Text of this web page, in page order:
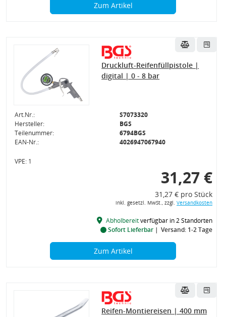
Zum Artikel
Druckluft-Reifenfüllpistole |
digital | 0 - 8 bar
Art.Nr.:
S7073320
Hersteller:
BGS
Teilenummer:
6794BGS
EAN-Nr.:
4026947067940
VPE: 1
31,27 €
31,27 € pro Stück
inkl. gesetzl. MwSt., zzgl. Versandkosten
Abholbereitverfügbar in 2 Standorten
Sofort Lieferbar
Versand: 1-2 Tage
Zum Artikel
Reifen-Montiereisen | 400 mm